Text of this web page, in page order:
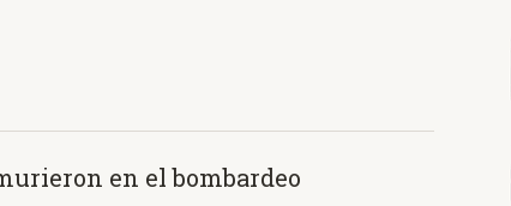
en el bombardeo